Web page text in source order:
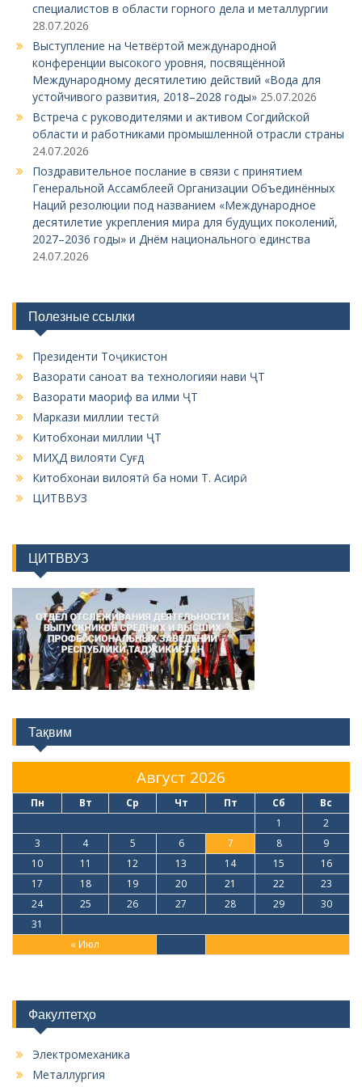
а
с
м
специалистов в области горного дела и металлургии
28.07.2026
Выступление на Четвёртой международной
конференции высокого уровня, посвящённой
Международному десятилетию действий «Вода для
устойчивого развития, 2018–2028 годы» 25.07.2026
Встреча с руководителями и активом Согдийской
области и работниками промышленной отрасли страны
24.07.2026
Поздравительное послание в связи с принятием
Генеральной Ассамблеей Организации Объединённых
Наций резолюции под названием «Международное
десятилетие укрепления мира для будущих поколений,
2027–2036 годы» и Днём национального единства
24.07.2026
Полезные ссылки
Президенти Тоҷикистон
Вазорати саноат ва технологияи нави ҶТ
Вазорати маориф ва илми ҶТ
Маркази миллии тестӣ
Китобхонаи миллии ҶТ
МИҲД вилояти Суғд
Китобхонаи вилоятӣ ба номи Т. Асирӣ
ЦИТВВУЗ
ЦИТВВУЗ
Тақвим
Август 2026
Пн Вт Ср Чт Пт Сб Вс
« Июл
1
2
3
4 5 6 7 8
9
10
11 12 13 14 15
16
17
18 19 20 21 22
23
24
25 26 27 28 29
30
31
Факултетҳо
Электромеханика
Металлургия